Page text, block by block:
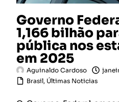
Governo
1,166 bilhão
pública nos
em 2025
Aguinaldo Cardoso
Brasil, Últimas Noticias